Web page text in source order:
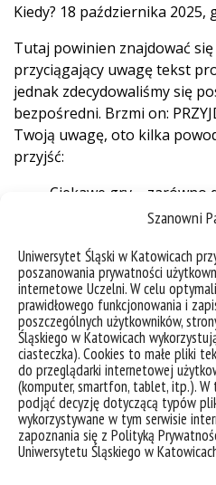
Szanowni
Uniwersytet Śląski w Katowicach
poszanowania prywatności
internetowe Uczelni. W celu
prawidłowego funkcjonowania i
poszczególnych użytkowników,
Śląskiego w Katowicach
ciasteczka). Cookies to małe pliki
do przeglądarki internetowej
(komputer, smartfon, tablet, itp.). W
podjąć decyzję dotyczącą typów
wykorzystywane w tym serwisie
zapoznania się z Polityką
Uniwersytetu Śląskiego w
Kiedy? 18 października 2025,
Tutaj powinien znajdować się
przyciągający uwagę tekst
jednak zdecydowaliśmy się
bezpośredni. Brzmi on:
Twoją uwagę, oto kilka
przyjść:
Ciekawe gry – zarówno
zaawansowanych.
się miłością do
Dobra atmosfera – bo
akurat relaksujesz się z
skupisz wszystkie szare
konkurencji.
Ciekawi ludzie.
Długa impreza – osiem
sprawdzić kilka
czymś naprawdę
Dobre miejsce – dojazd